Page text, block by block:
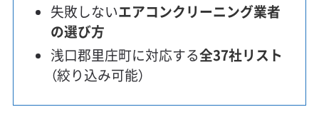
失敗しないエアコンクリーニング業者
の選び方
浅口郡里庄町に対応する全37社リスト
（絞り込み可能）